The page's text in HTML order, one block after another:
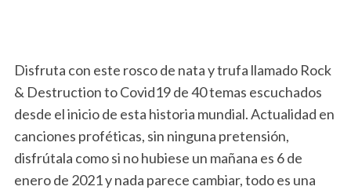
Disfruta con este rosco de nata y trufa llamado Rock
& Destruction to Covid19 de 40 temas escuchados
desde el inicio de esta historia mundial. Actualidad en
canciones proféticas, sin ninguna pretensión,
disfrútala como si no hubiese un mañana es 6 de
enero de 2021 y nada parece cambiar, todo es una